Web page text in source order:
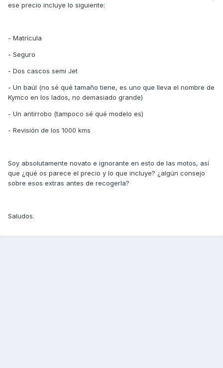
ese precio incluye lo siguiente:
- Matrícula
- Seguro
- Dos cascos semi Jet
- Un baúl (no sé qué tamaño tiene, es uno que lleva el nombre de
Kymco en los lados, no demasiado grande)
- Un antirrobo (tampoco sé qué modelo es)
- Revisión de los 1000 kms
Soy absolutamente novato e ignorante en esto de las motos, así
que ¿qué os parece el precio y lo que incluye? ¿algún consejo
sobre esos extras antes de recogerla?
Saludos.